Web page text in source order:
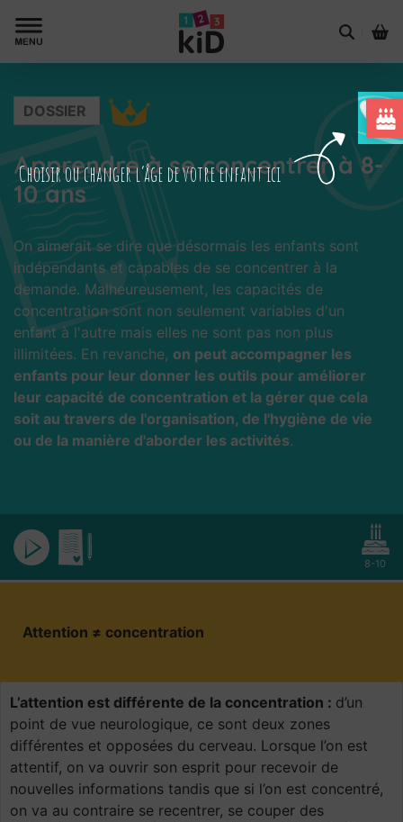
DOSSIER
Apprendre à se concentrer à 8-
10 ans
On aimerait se dire que désormais les enfants sont
indépendants et capables de se concentrer à la
demande. Malheureusement, les capacités de
concentration sont non seulement variables d'un
enfant à l'autre mais elles ne sont pas non plus
illimitées. En revanche, on peut accompagner les
enfants pour leur donner les outils pour améliorer
leur capacité de concentration et la gérer que cela
soit au travers de l'organisation, de l'hygiène de vie
ou de la manière d'aborder les activités.
8-10
Attention ≠ concentration
L’attention est différente de la concentration : d’un
point de vue neurologique, ce sont deux zones
différentes et opposées du cerveau. Lorsque l’on est
attentif, on va ouvrir son esprit pour recevoir de
nouvelles informations tandis que si l’on est concentré,
on va au contraire se recentrer, se couper des
Choisir ou changer l’âge de votre enfant ici